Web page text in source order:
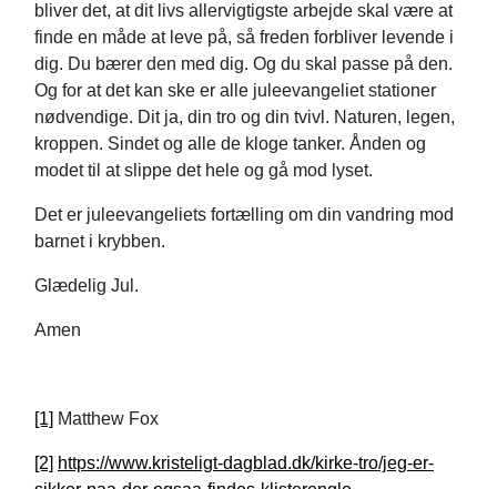
bliver det, at dit livs allervigtigste arbejde skal være at
finde en måde at leve på, så freden forbliver levende i
dig. Du bærer den med dig. Og du skal passe på den.
Og for at det kan ske er alle juleevangeliet stationer
nødvendige. Dit ja, din tro og din tvivl. Naturen, legen,
kroppen. Sindet og alle de kloge tanker. Ånden og
modet til at slippe det hele og gå mod lyset.
Det er juleevangeliets fortælling om din vandring mod
barnet i krybben.
Glædelig Jul.
Amen
[1] Matthew Fox
[2] https://www.kristeligt-dagblad.dk/kirke-tro/jeg-er-